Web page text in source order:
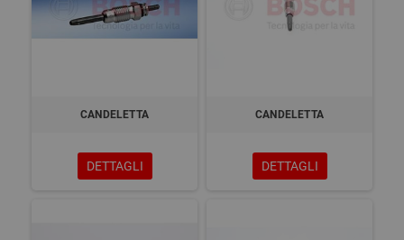
CANDELETTA
DETTAGLI
CANDELETTA
DETTAGLI